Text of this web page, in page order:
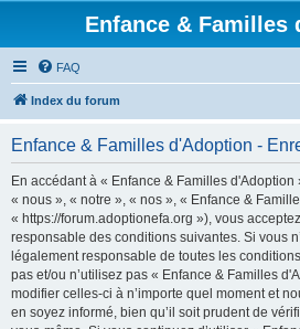
Enfance & Familles
FAQ
Index du forum
Enfance & Familles d'Adoption -
En accédant à « Enfance & Familles
« nous », « notre », « nos », « Enfance &
« https://forum.adoptionefa.org »), vous
responsable des conditions suivantes. Si vous
légalement responsable de toutes les
pas et/ou n’utilisez pas « Enfance & Familles
modifier celles-ci à n’importe quel moment et
en soyez informé, bien qu’il soit prudent de